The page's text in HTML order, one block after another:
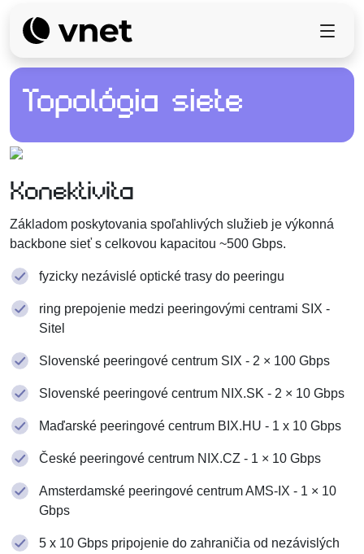
Topológia siete
Konektivita
Základom poskytovania spoľahlivých služieb je výkonná
backbone sieť s celkovou kapacitou ~500 Gbps.
fyzicky nezávislé optické trasy do peeringu
ring prepojenie medzi peeringovými centrami SIX -
Sitel
Slovenské peeringové centrum SIX - 2 × 100 Gbps
Slovenské peeringové centrum NIX.SK - 2 × 10 Gbps
Maďarské peeringové centrum BIX.HU - 1 x 10 Gbps
České peeringové centrum NIX.CZ - 1 × 10 Gbps
Amsterdamské peeringové centrum AMS-IX - 1 × 10
Gbps
5 x 10 Gbps pripojenie do zahraničia od nezávislých